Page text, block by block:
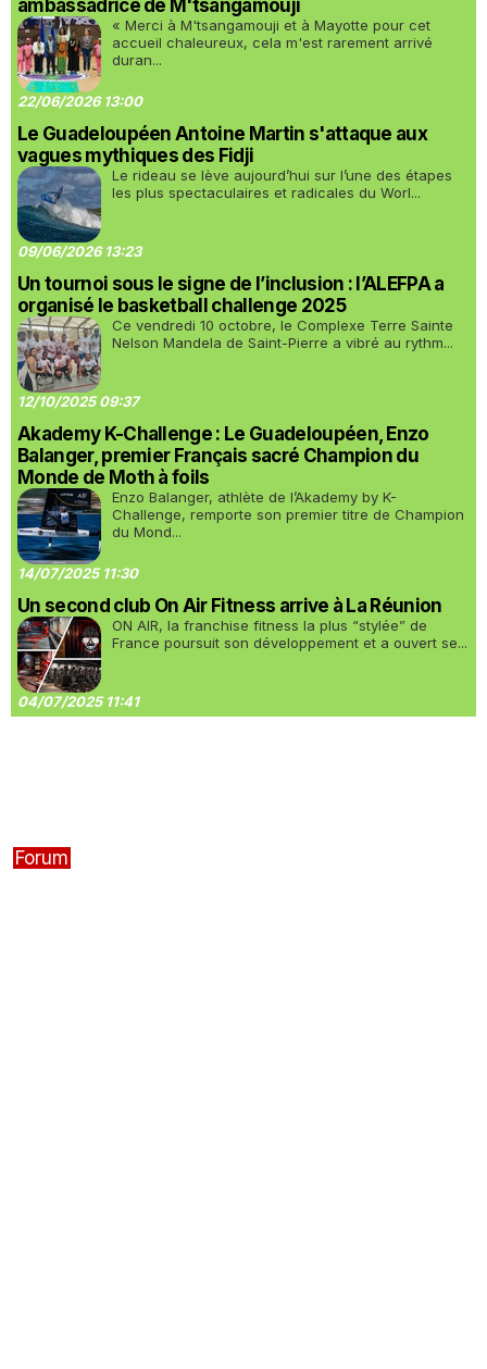
ambassadrice de M'tsangamouji
« Merci à M'tsangamouji et à Mayotte pour cet
accueil chaleureux, cela m'est rarement arrivé
duran...
22/06/2026 13:00
Le Guadeloupéen Antoine Martin s'attaque aux
vagues mythiques des Fidji
Le rideau se lève aujourd’hui sur l’une des étapes
les plus spectaculaires et radicales du Worl...
09/06/2026 13:23
Un tournoi sous le signe de l’inclusion : l’ALEFPA a
organisé le basketball challenge 2025
Ce vendredi 10 octobre, le Complexe Terre Sainte
Nelson Mandela de Saint-Pierre a vibré au rythm...
12/10/2025 09:37
Akademy K-Challenge : Le Guadeloupéen, Enzo
Balanger, premier Français sacré Champion du
Monde de Moth à foils
Enzo Balanger, athlète de l’Akademy by K-
Challenge, remporte son premier titre de Champion
du Mond...
14/07/2025 11:30
Un second club On Air Fitness arrive à La Réunion
ON AIR, la franchise fitness la plus “stylée” de
France poursuit son développement et a ouvert se...
04/07/2025 11:41
Forum